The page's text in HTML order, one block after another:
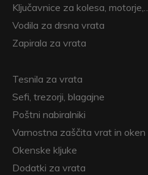
Ključavnice za kolesa, motorje,…
Vodila za drsna vrata
Zapirala za vrata
Tesnila za vrata
Sefi, trezorji, blagajne
Poštni nabiralniki
Varnostna zaščita vrat in oken
Okenske kljuke
Dodatki za vrata